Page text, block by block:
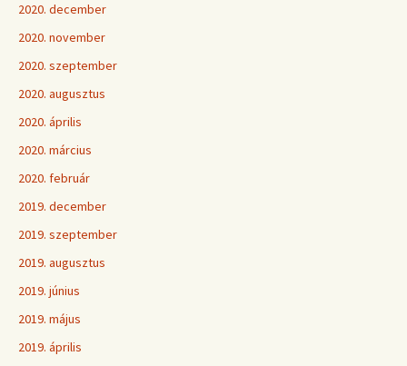
2020. december
2020. november
2020. szeptember
2020. augusztus
2020. április
2020. március
2020. február
2019. december
2019. szeptember
2019. augusztus
2019. június
2019. május
2019. április